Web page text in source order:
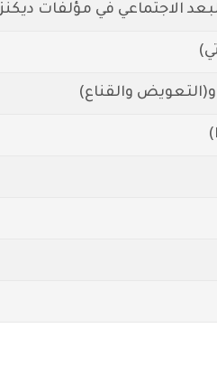
الاجتماعي في مؤلفات ديكنز
والقناع)